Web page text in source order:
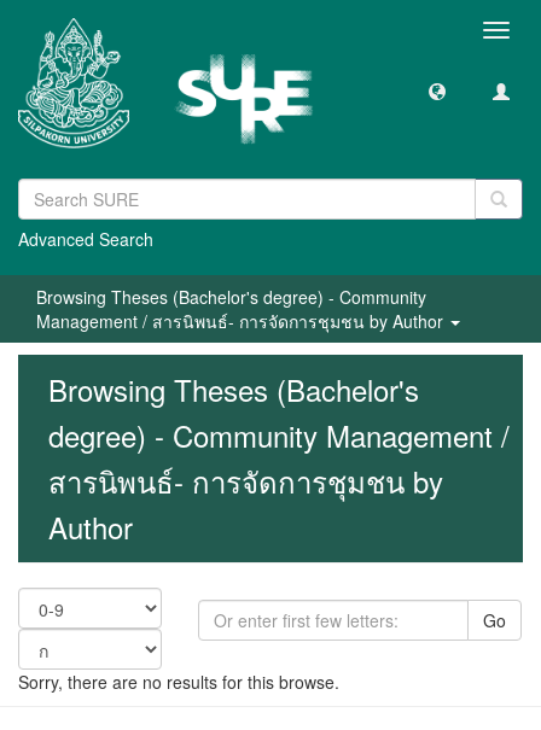
Advanced Search
Browsing Theses (Bachelor's degree) - Community
Management / สารนิพนธ์- การจัดการชุมชน by Author
Browsing Theses (Bachelor's
degree) - Community Management /
สารนิพนธ์- การจัดการชุมชน by
Author
Go
Sorry, there are no results for this browse.